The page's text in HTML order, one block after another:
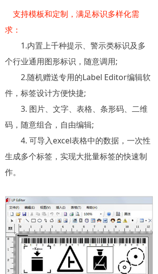
支持模板和定制，满足标识多样化需
求：
1.内置上千种提示、警示类标识及多
个行业通用图形标识，随意调用;
2.随机赠送专用的Label Editor编辑软
件，标签设计方便快捷;
3. 图片、文字、表格、条形码、二维
码，随意组合，自由编辑;
4. 可导入excel表格中的数据，一次性
生成多个标签，实现大批量标签的快速制
作。